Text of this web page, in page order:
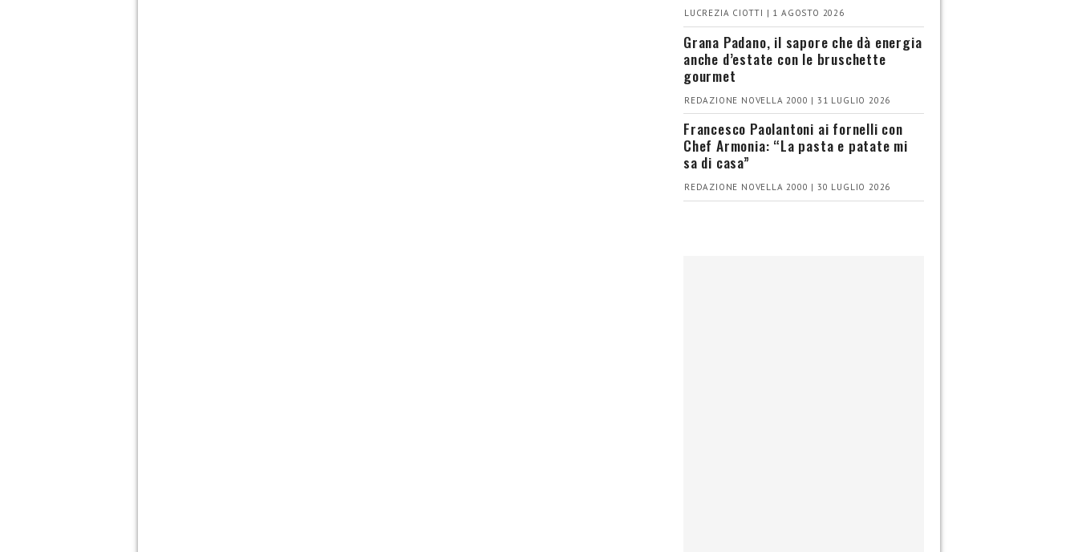
LUCREZIA CIOTTI | 1 AGOSTO 2026
Grana Padano, il sapore che dà energia
anche d’estate con le bruschette
gourmet
REDAZIONE NOVELLA 2000 | 31 LUGLIO 2026
Francesco Paolantoni ai fornelli con
Chef Armonia: “La pasta e patate mi
sa di casa”
REDAZIONE NOVELLA 2000 | 30 LUGLIO 2026